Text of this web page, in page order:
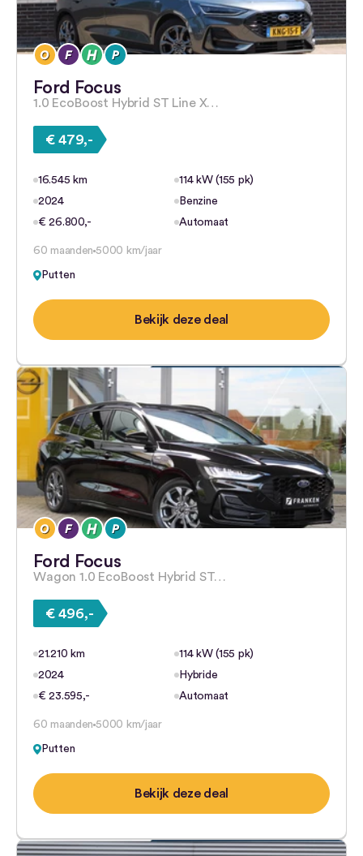
Ford Focus
1.0 EcoBoost Hybrid ST Line X…
€ 479,-
16.545 km
114 kW (155 pk)
2024
Benzine
€ 26.800,-
Automaat
60 maanden 5000 km/jaar
Putten
Bekijk deze deal
Ford Focus
Wagon 1.0 EcoBoost Hybrid ST…
€ 496,-
21.210 km
114 kW (155 pk)
2024
Hybride
€ 23.595,-
Automaat
60 maanden 5000 km/jaar
Putten
Bekijk deze deal